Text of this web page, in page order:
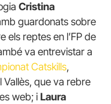
Cristina
guardonats sobre
els reptes en l’FP de
va entrevistar a
Catskills,
Vallès, que va rebre
web; i Laura